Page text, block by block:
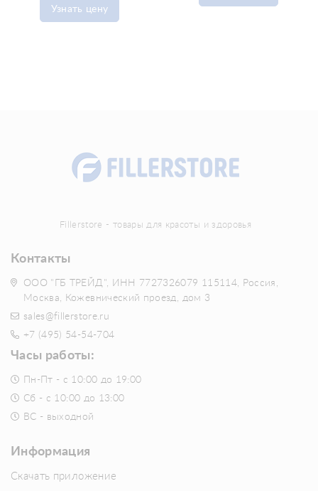
Узнать цену
Fillerstore - товары для красоты и здоровья
Контакты
ООО "ГБ ТРЕЙД", ИНН 7727326079 115114, Россия,
Москва, Кожевнический проезд, дом 3
sales@fillerstore.ru
+7 (495) 54-54-704
Часы работы:
Пн-Пт - с 10:00 до 19:00
Сб - с 10:00 до 13:00
ВС - выходной
Информация
Скачать приложение